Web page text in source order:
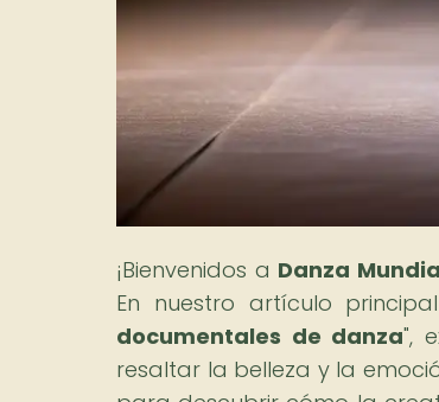
¡Bienvenidos a Danza
En nuestro artículo
documentales de danza",
resaltar la belleza y la